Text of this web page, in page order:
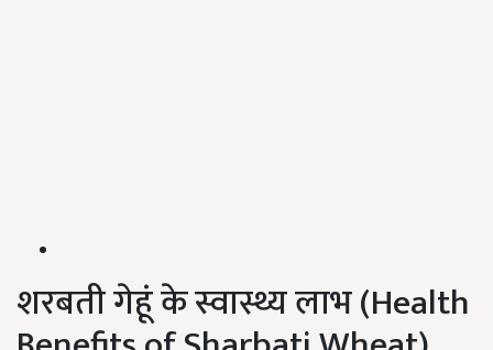
शरबती गेहूं के स्वास्थ्य लाभ (Health